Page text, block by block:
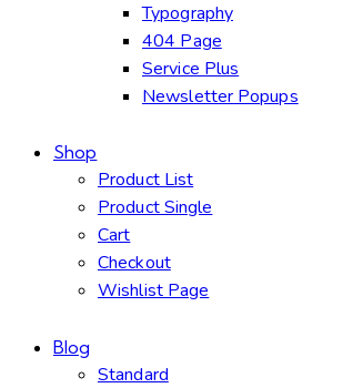
Typography
404 Page
Service Plus
Newsletter Popups
Shop
Product List
Product Single
Cart
Checkout
Wishlist Page
Blog
Standard